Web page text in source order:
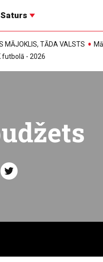
Saturs
MĀJOKLIS, TĀDA VALSTS
futbolā - 2026